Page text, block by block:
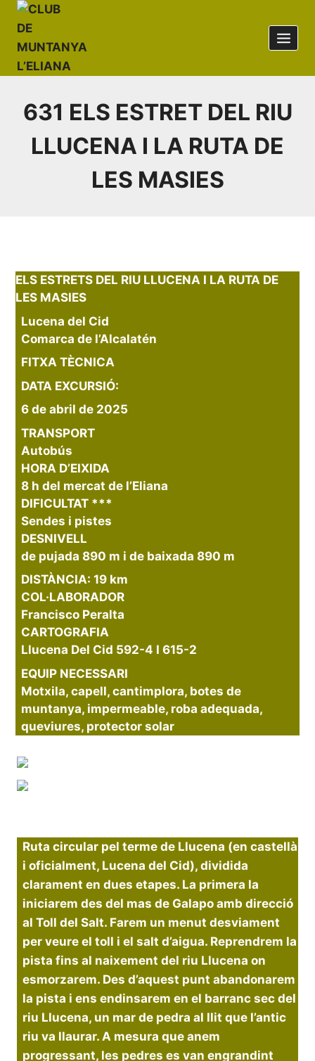
Saltar
contenido
631 ELS ESTRET DEL RIU
LLUCENA I LA RUTA DE
LES MASIES
ELS ESTRETS DEL RIU LLUCENA I LA RUTA DE
LES MASIES
Lucena del Cid
Comarca de l’Alcalatén
FITXA TÈCNICA
DATA EXCURSIÓ:
6 de abril de 2025
TRANSPORT
Autobús
HORA D’EIXIDA
8 h del mercat de l’Eliana
DIFICULTAT ***
Sendes i pistes
DESNIVELL
de pujada 890 m i de baixada 890 m
DISTÀNCIA: 19 km
COL·LABORADOR
Francisco Peralta
CARTOGRAFIA
Llucena Del Cid 592-4 I 615-2
EQUIP NECESSARI
Motxila, capell, cantimplora, botes de
muntanya, impermeable, roba adequada,
queviures, protector solar
Ruta circular pel terme de Llucena (en castellà
i oficialment, Lucena del Cid), dividida
clarament en dues etapes. La primera la
iniciarem des del mas de Galapo amb direcció
al Toll del Salt. Farem un menut desviament
per veure el toll i el salt d’aigua. Reprendrem la
pista fins al naixement del riu Llucena on
esmorzarem. Des d’aquest punt abandonarem
la pista i ens endinsarem en el barranc sec del
riu Llucena, un mar de pedra al llit que l’antic
riu va llaurar. A mesura que anem
progressant, les pedres es van engrandint